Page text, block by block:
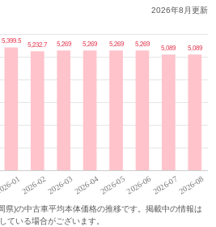
2026年8月更新
)の中古車平均本体価格の推移です。掲載中の情報は
ている場合がございます。